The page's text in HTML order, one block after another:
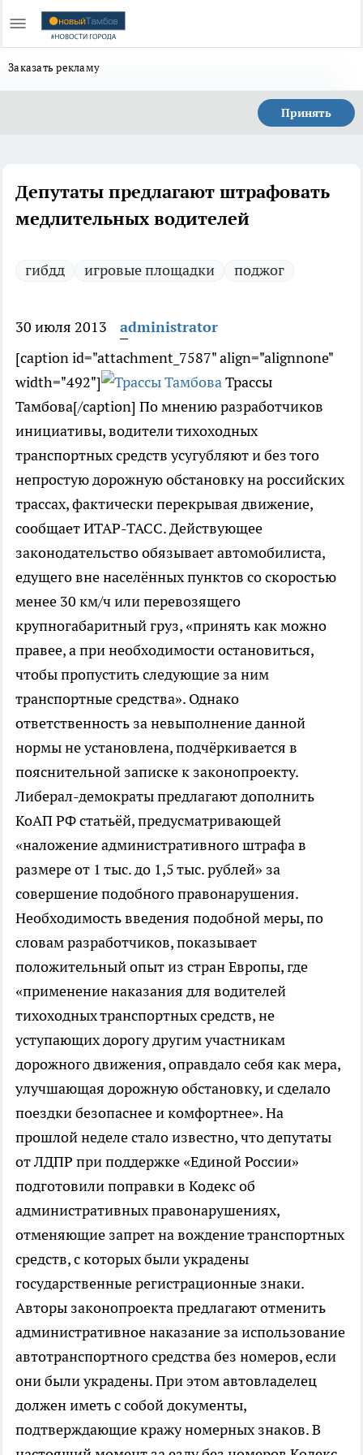
Заказать рекламу
Принять
Депутаты предлагают штрафовать
медлительных водителей
гибдд игровые площадки поджог
30 июля 2013
administrator
[caption id="attachment_7587" align="alignnone"
width="492"]
Трассы
Тамбова[/caption] По мнению разработчиков
инициативы, водители тихоходных
транспортных средств усугубляют и без того
непростую дорожную обстановку на российских
трассах, фактически перекрывая движение,
сообщает ИТАР-ТАСС. Действующее
законодательство обязывает автомобилиста,
едущего вне населённых пунктов со скоростью
менее 30 км/ч или перевозящего
крупногабаритный груз, «принять как можно
правее, а при необходимости остановиться,
чтобы пропустить следующие за ним
транспортные средства». Однако
ответственность за невыполнение данной
нормы не установлена, подчёркивается в
пояснительной записке к законопроекту.
Либерал-демократы предлагают дополнить
КоАП РФ статьёй, предусматривающей
«наложение административного штрафа в
размере от 1 тыс. до 1,5 тыс. рублей» за
совершение подобного правонарушения.
Необходимость введения подобной меры, по
словам разработчиков, показывает
положительный опыт из стран Европы, где
«применение наказания для водителей
тихоходных транспортных средств, не
уступающих дорогу другим участникам
дорожного движения, оправдало себя как мера,
улучшающая дорожную обстановку, и сделало
поездки безопаснее и комфортнее». На
прошлой неделе стало известно, что депутаты
от ЛДПР при поддержке «Единой России»
подготовили поправки в Кодекс об
административных правонарушениях,
отменяющие запрет на вождение транспортных
средств, с которых были украдены
государственные регистрационные знаки.
Авторы законопроекта предлагают отменить
административное наказание за использование
автотранспортного средства без номеров, если
они были украдены. При этом автовладелец
должен иметь с собой документы,
подтверждающие кражу номерных знаков. В